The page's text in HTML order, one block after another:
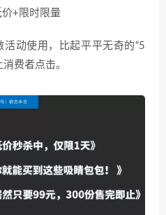
+限时限量
动使用，比起平平无奇的“5
费者点击。